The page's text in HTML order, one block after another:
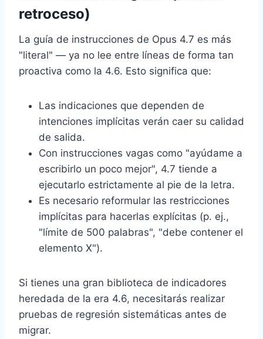
retroceso)
La guía de instrucciones de Opus 4.7 es más
"literal" — ya no lee entre líneas de forma tan
proactiva como la 4.6. Esto significa que:
Las indicaciones que dependen de
intenciones implícitas verán caer su calidad
de salida.
Con instrucciones vagas como "ayúdame a
escribirlo un poco mejor", 4.7 tiende a
ejecutarlo estrictamente al pie de la letra.
Es necesario reformular las restricciones
implícitas para hacerlas explícitas (p. ej.,
"límite de 500 palabras", "debe contener el
elemento X").
Si tienes una gran biblioteca de indicadores
heredada de la era 4.6, necesitarás realizar
pruebas de regresión sistemáticas antes de
migrar.